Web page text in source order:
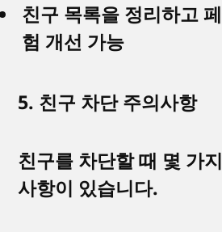
친구 목록을 정리하고
험 개선 가능
5. 친구 차단 주의사항
친구를 차단할 때 몇 가
사항이 있습니다.